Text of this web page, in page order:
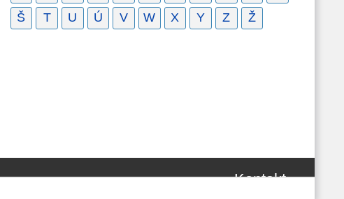
Š
T U Ú V W X Y Z Ž
Kontakt